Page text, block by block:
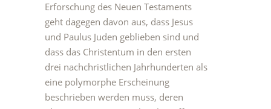
Erforschung des Neuen Testaments
geht dagegen davon aus, dass Jesus
und Paulus Juden geblieben sind und
dass das Christentum in den ersten
drei nachchristlichen Jahrhunderten als
eine polymorphe Erscheinung
beschrieben werden muss, deren